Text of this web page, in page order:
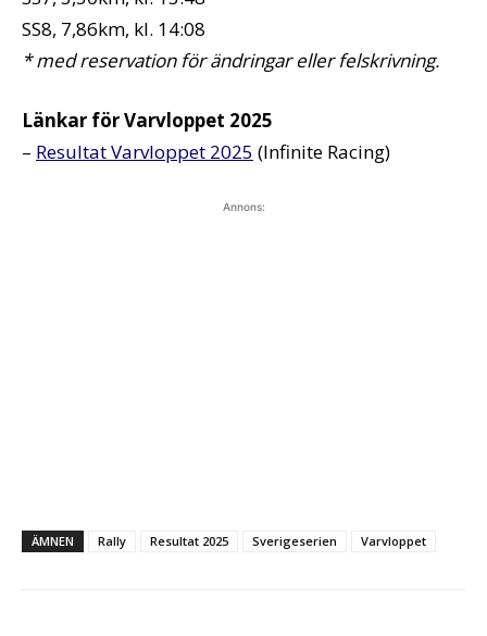
SS8, 7,86km, kl. 14:08
* med reservation för ändringar eller felskrivning.
Länkar för Varvloppet 2025
– Resultat Varvloppet 2025 (Infinite Racing)
Annons:
ÄMNEN Rally Resultat 2025 Sverigeserien Varvloppet